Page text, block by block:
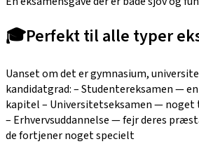
🎓Perfekt til alle typer
Uanset om det er gymnasium,
kandidatgrad: – Studentereksamen —
kapitel – Universitetseksamen — noget
– Erhvervsuddannelse — fejr deres
de fortjener noget specielt